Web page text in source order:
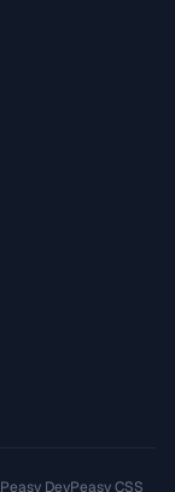
Peasy DevPeasy CSS